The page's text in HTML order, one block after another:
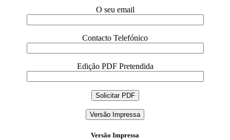
O seu email
Contacto Telefónico
Edição PDF Pretendida
Versão Impressa
Versão Impressa